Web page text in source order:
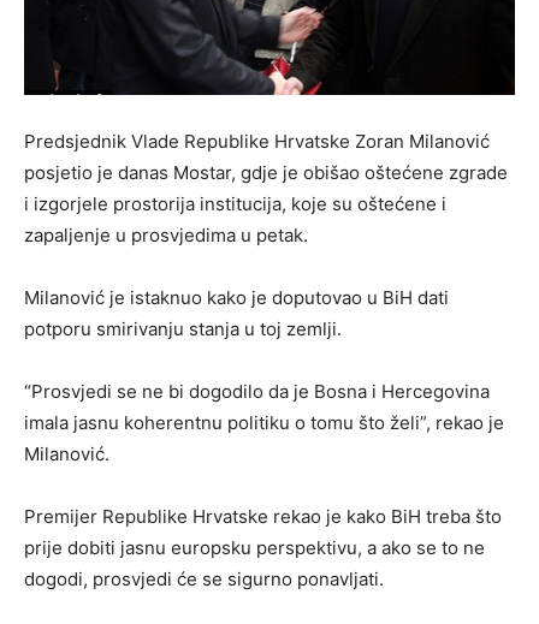
Predsjednik Vlade Republike Hrvatske Zoran Milanović
posjetio je danas Mostar, gdje je obišao oštećene zgrade
i izgorjele prostorija institucija, koje su oštećene i
zapaljenje u prosvjedima u petak.
Milanović je istaknuo kako je doputovao u BiH dati
potporu smirivanju stanja u toj zemlji.
“Prosvjedi se ne bi dogodilo da je Bosna i Hercegovina
imala jasnu koherentnu politiku o tomu što želi”, rekao je
Milanović.
Premijer Republike Hrvatske rekao je kako BiH treba što
prije dobiti jasnu europsku perspektivu, a ako se to ne
dogodi, prosvjedi će se sigurno ponavljati.